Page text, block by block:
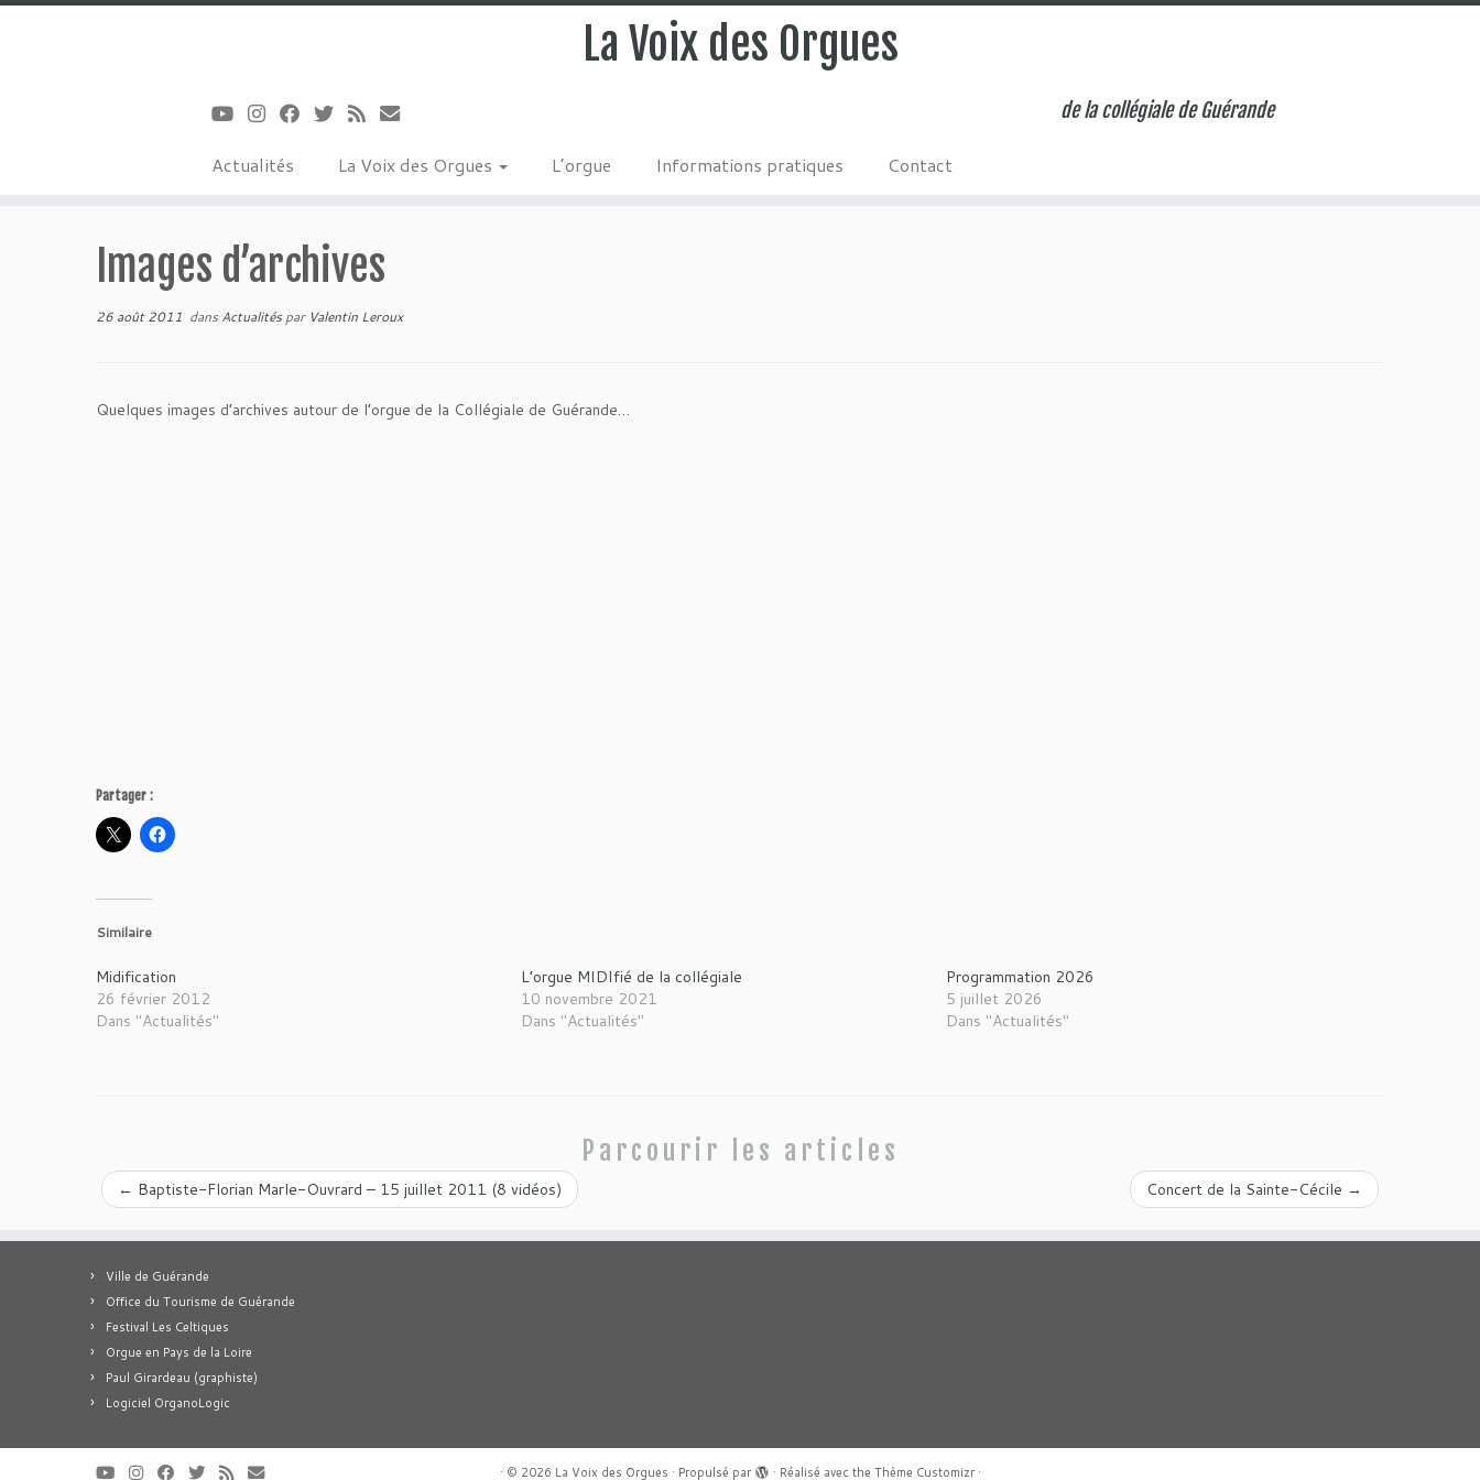
La Voix des Orgues
de la collégiale de Guérande
Actualités La Voix des Orgues L’orgue Informations pratiques Contact
Images d’archives
26 août 2011 dans Actualitéspar Valentin Leroux
Quelques images d’archives autour de l’orgue de la Collégiale de Guérande…
Partager :
Similaire
Midification
26 février 2012
Dans "Actualités"
L’orgue MIDIfié de la collégiale
10 novembre 2021
Dans "Actualités"
Programmation 2026
5 juillet 2026
Dans "Actualités"
Parcourir les articles
← Baptiste-Florian Marle-Ouvrard – 15 juillet 2011 (8 vidéos) Concert de la Sainte-Cécile →
Ville de Guérande
Office du Tourisme de Guérande
Festival Les Celtiques
Orgue en Pays de la Loire
Paul Girardeau (graphiste)
Logiciel OrganoLogic
· © 2026 La Voix des Orgues · Propulsé par · Réalisé avec the Thème Customizr·